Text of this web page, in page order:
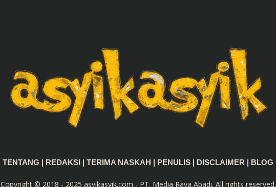
TENTANG REDAKSI TERIMA NASKAH PENULIS DISCLAIMER BLOG
Copyright © 2018 - 2025 asyikasyik.com - PT. Media Raya Abadi. All rights reserved.